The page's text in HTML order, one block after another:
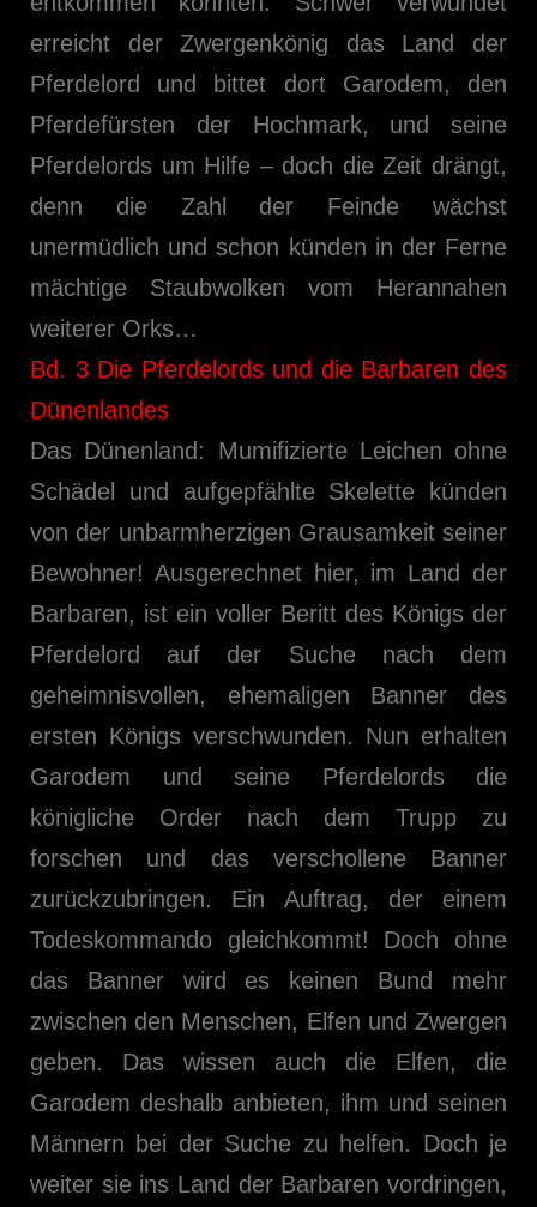
erreicht der Zwergenkönig das Land der
Pferdelord und bittet dort Garodem, den
Pferdefürsten der Hochmark, und seine
Pferdelords um Hilfe – doch die Zeit drängt,
denn die Zahl der Feinde wächst
unermüdlich und schon künden in der Ferne
mächtige Staubwolken vom Herannahen
weiterer Orks…
Bd. 3 Die Pferdelords und die Barbaren des
Dünenlandes
Das Dünenland: Mumifizierte Leichen ohne
Schädel und aufgepfählte Skelette künden
von der unbarmherzigen Grausamkeit seiner
Bewohner! Ausgerechnet hier, im Land der
Barbaren, ist ein voller Beritt des Königs der
Pferdelord auf der Suche nach dem
geheimnisvollen, ehemaligen Banner des
ersten Königs verschwunden. Nun erhalten
Garodem und seine Pferdelords die
königliche Order nach dem Trupp zu
forschen und das verschollene Banner
zurückzubringen. Ein Auftrag, der einem
Todeskommando gleichkommt! Doch ohne
das Banner wird es keinen Bund mehr
zwischen den Menschen, Elfen und Zwergen
geben. Das wissen auch die Elfen, die
Garodem deshalb anbieten, ihm und seinen
Männern bei der Suche zu helfen. Doch je
weiter sie ins Land der Barbaren vordringen,